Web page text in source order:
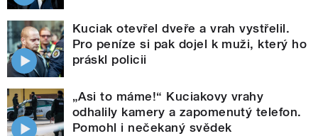
Kuciak otevřel dveře a vrah vystřelil.
Pro peníze si pak dojel k muži, který ho
práskl policii
„Asi to máme!“ Kuciakovy vrahy
odhalily kamery a zapomenutý telefon.
Pomohl i nečekaný svědek